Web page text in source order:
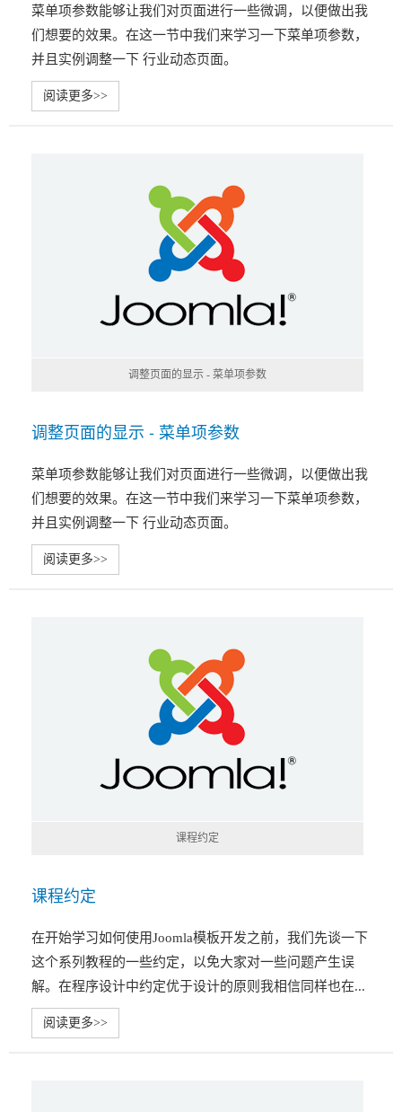
菜单项参数能够让我们对页面进行一些微调，以便做出我
们想要的效果。在这一节中我们来学习一下菜单项参数，
并且实例调整一下 行业动态页面。
阅读更多>>
调整页面的显示 - 菜单项参数
调整页面的显示 - 菜单项参数
菜单项参数能够让我们对页面进行一些微调，以便做出我
们想要的效果。在这一节中我们来学习一下菜单项参数，
并且实例调整一下 行业动态页面。
阅读更多>>
课程约定
课程约定
在开始学习如何使用Joomla模板开发之前，我们先谈一下
这个系列教程的一些约定，以免大家对一些问题产生误
解。在程序设计中约定优于设计的原则我相信同样也在...
阅读更多>>